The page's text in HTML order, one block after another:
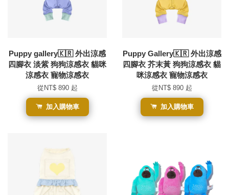
Puppy gallery🇰🇷 外出涼感
四腳衣 淡紫 狗狗涼感衣 貓咪
涼感衣 寵物涼感衣
從 NT$ 890 起
加入購物車
Puppy Gallery🇰🇷 外出涼感
四腳衣 芥末黃 狗狗涼感衣 貓
咪涼感衣 寵物涼感衣
從 NT$ 890 起
加入購物車